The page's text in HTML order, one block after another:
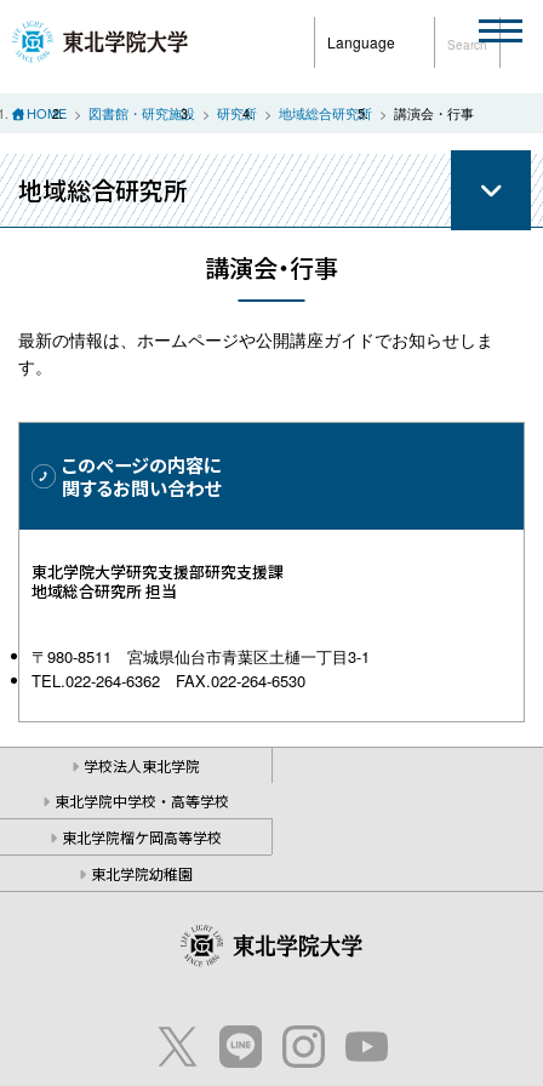
Language Search
HOME 図書館・研究施設 研究所 地域総合研究所 講演会・行事
地域総合研究所
講演会・行事
最新の情報は、ホームページや公開講座ガイドでお知らせしま
す。
このページの内容に
関するお問い合わせ
東北学院大学研究支援部研究支援課
地域総合研究所 担当
〒980-8511 宮城県仙台市青葉区土樋一丁目3-1
TEL.022-264-6362 FAX.022-264-6530
学校法人東北学院
東北学院中学校・高等学校
東北学院榴ケ岡高等学校
東北学院幼稚園